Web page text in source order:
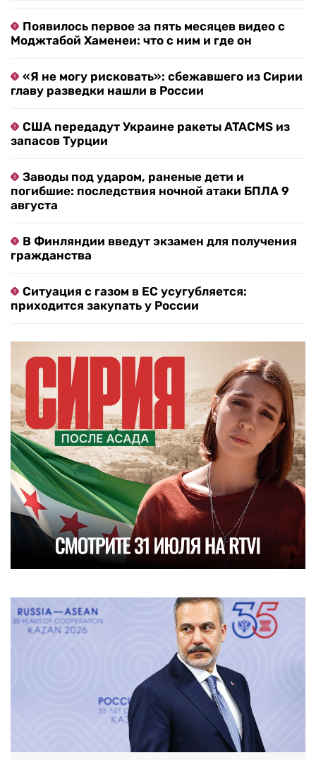
Появилось первое за пять месяцев видео с
Моджтабой Хаменеи: что с ним и где он
«Я не могу рисковать»: сбежавшего из Сирии
главу разведки нашли в России
США передадут Украине ракеты ATACMS из
запасов Турции
Заводы под ударом, раненые дети и
погибшие: последствия ночной атаки БПЛА 9
августа
В Финляндии введут экзамен для получения
гражданства
Ситуация с газом в ЕС усугубляется:
приходится закупать у России